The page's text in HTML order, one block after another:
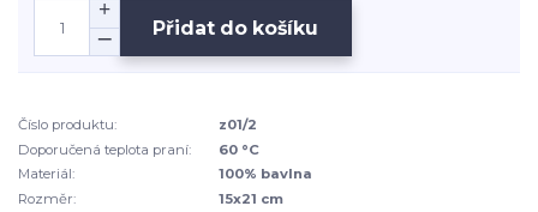
Přidat do košíku
Číslo produktu:
z01/2
Doporučená teplota praní:
60 °C
Materiál:
100% bavlna
Rozměr:
15x21 cm